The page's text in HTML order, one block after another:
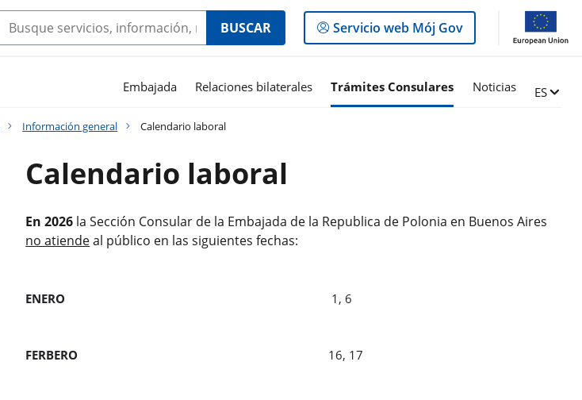
BUSCAR
Logowanie
do
Servicio web Mój Gov
Embajada Relaciones bilaterales Trámites Consulares Noticias Zmień
ES
Información general Calendario laboral
Calendario laboral
En 2026 la Sección Consular de la Embajada de la Republica de Polonia en Buenos Aires
no atiendeal público en las siguientes fechas:
ENERO 1, 6
FERBERO 16, 17